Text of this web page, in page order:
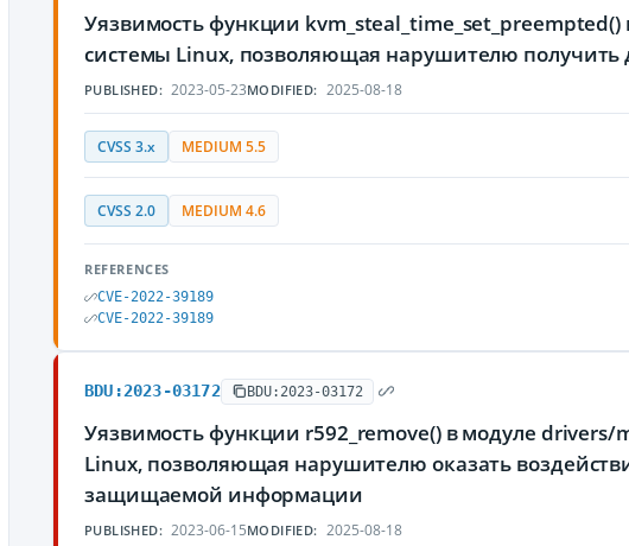
Уязвимость функции
системы Linux, позволяющая нарушителю
PUBLISHED: 2023-05-23MODIFIED: 2025-08-18
CVSS 3.x MEDIUM 5.5
CVSS 2.0 MEDIUM 4.6
REFERENCES
CVE-2022-39189
CVE-2022-39189
BDU:2023-03172 BDU:2023-03172
Уязвимость функции r592_remove() в модуле
Linux, позволяющая нарушителю оказать
защищаемой информации
PUBLISHED: 2023-06-15MODIFIED: 2025-08-18